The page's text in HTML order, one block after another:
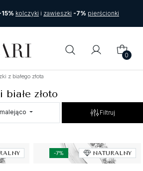
kolczyki i zawieszki -7% pierścionki
0
z białego złota
złoto
Filtruj
-7% NATURALNY